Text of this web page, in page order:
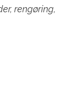
rengøring,